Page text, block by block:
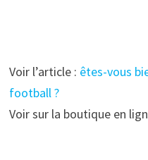
Voir l’article : êtes-vous
football ?
Voir sur la boutique en